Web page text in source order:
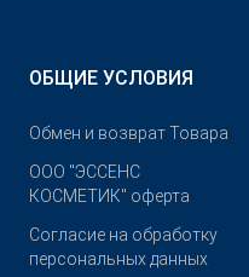
ОБЩИЕ УСЛОВИЯ
Обмен и возврат Товара
OOO "ЭССЕНС
КОСМЕТИК" оферта
Согласие на обработку
персональных данных